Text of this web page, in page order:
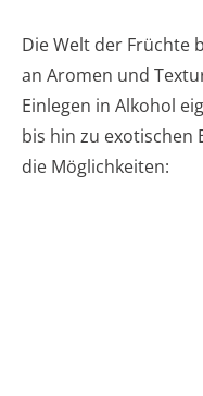
Die Welt der Früchte
an Aromen und
Einlegen in Alkohol
bis hin zu exotischen
die Möglichkeiten: